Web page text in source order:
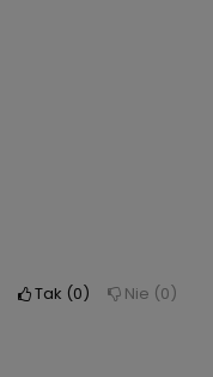
Tak 0 Nie 0